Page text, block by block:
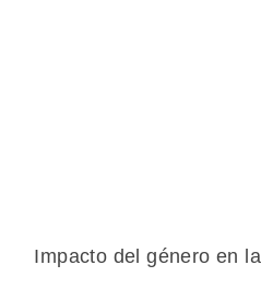
Impacto del género en